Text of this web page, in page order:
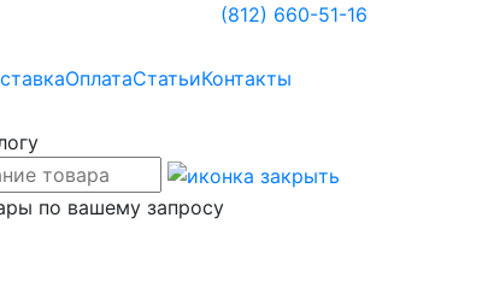
(812) 660-51-16
ОплатаСтатьиКонтакты
по вашему запросу